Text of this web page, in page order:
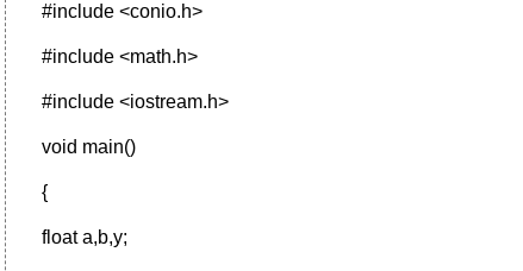
#include <conio.h>
#include <math.h>
#include <iostream.h>
void main()
{
float a,b,y;